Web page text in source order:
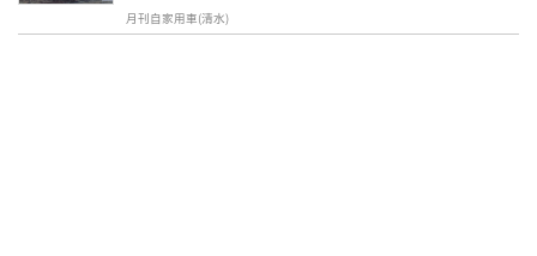
月刊自家用車(清水)